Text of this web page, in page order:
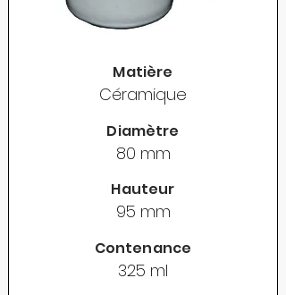
Matière
Céramique
Diamètre
80 mm
Hauteur
95 mm
Contenance
325 ml